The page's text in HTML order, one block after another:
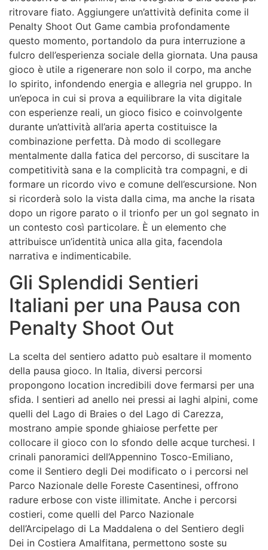
ritrovare fiato. Aggiungere un’attività definita come il
Penalty Shoot Out Game cambia profondamente
questo momento, portandolo da pura interruzione a
fulcro dell’esperienza sociale della giornata. Una pausa
gioco è utile a rigenerare non solo il corpo, ma anche
lo spirito, infondendo energia e allegria nel gruppo. In
un’epoca in cui si prova a equilibrare la vita digitale
con esperienze reali, un gioco fisico e coinvolgente
durante un’attività all’aria aperta costituisce la
combinazione perfetta. Dà modo di scollegare
mentalmente dalla fatica del percorso, di suscitare la
competitività sana e la complicità tra compagni, e di
formare un ricordo vivo e comune dell’escursione. Non
si ricorderà solo la vista dalla cima, ma anche la risata
dopo un rigore parato o il trionfo per un gol segnato in
un contesto così particolare. È un elemento che
attribuisce un’identità unica alla gita, facendola
narrativa e indimenticabile.
Gli Splendidi Sentieri
Italiani per una Pausa con
Penalty Shoot Out
La scelta del sentiero adatto può esaltare il momento
della pausa gioco. In Italia, diversi percorsi
propongono location incredibili dove fermarsi per una
sfida. I sentieri ad anello nei pressi ai laghi alpini, come
quelli del Lago di Braies o del Lago di Carezza,
mostrano ampie sponde ghiaiose perfette per
collocare il gioco con lo sfondo delle acque turchesi. I
crinali panoramici dell’Appennino Tosco-Emiliano,
come il Sentiero degli Dei modificato o i percorsi nel
Parco Nazionale delle Foreste Casentinesi, offrono
radure erbose con viste illimitate. Anche i percorsi
costieri, come quelli del Parco Nazionale
dell’Arcipelago di La Maddalena o del Sentiero degli
Dei in Costiera Amalfitana, permettono soste su